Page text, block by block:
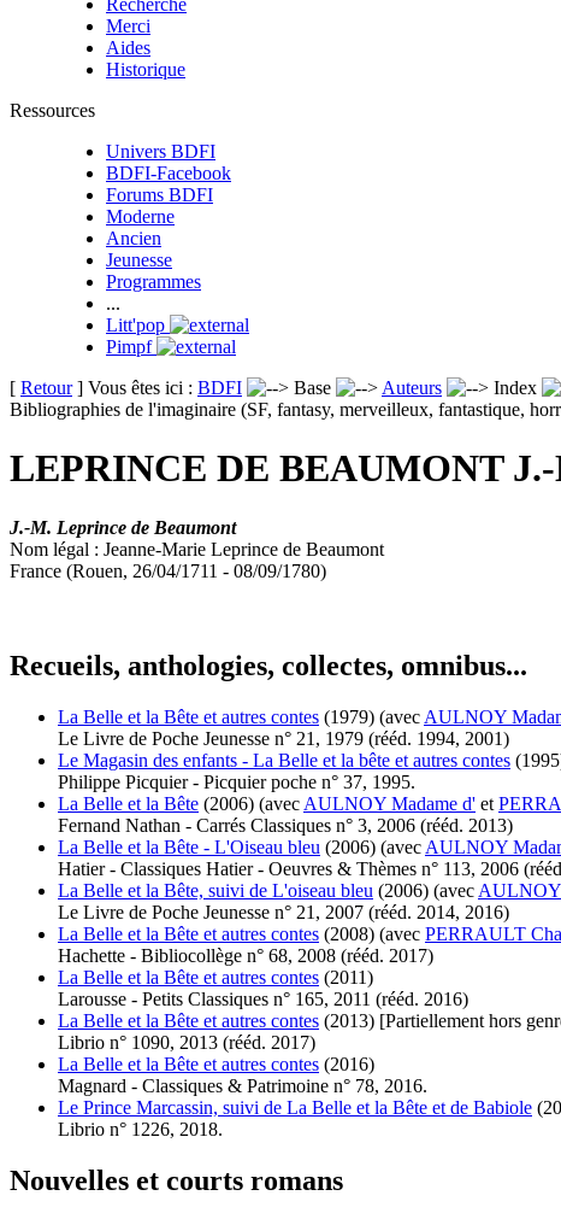
Recherche
Merci
Aides
Historique
Ressources
Univers BDFI
BDFI-Facebook
Forums BDFI
Moderne
Ancien
Jeunesse
Programmes
...
Litt'pop
Pimpf
[ Retour] Vous êtes ici : BDFI Base Auteurs Index
Bibliographies de l'imaginaire (SF, fantasy, merveilleux, fantastique,
LEPRINCE DE BEAUMONT
J.-M. Leprince de Beaumont
Nom légal : Jeanne-Marie Leprince de Beaumont
France (Rouen, 26/04/1711 - 08/09/1780)
Recueils, anthologies, collectes, omnibus...
La Belle et la Bête et autres contes (1979) (avec AULNOY
Le Livre de Poche Jeunesse n° 21, 1979 (rééd. 1994, 2001)
Le Magasin des enfants - La Belle et la bête et autres contes
Philippe Picquier - Picquier poche n° 37, 1995.
La Belle et la Bête (2006) (avec AULNOY Madame d' et
Fernand Nathan - Carrés Classiques n° 3, 2006 (rééd. 2013)
La Belle et la Bête - L'Oiseau bleu (2006) (avec AULNOY
Hatier - Classiques Hatier - Oeuvres & Thèmes n° 113, 2006 (
La Belle et la Bête, suivi de L'oiseau bleu (2006) (avec AULNOY
Le Livre de Poche Jeunesse n° 21, 2007 (rééd. 2014, 2016)
La Belle et la Bête et autres contes (2008) (avec PERRAULT
Hachette - Bibliocollège n° 68, 2008 (rééd. 2017)
La Belle et la Bête et autres contes (2011)
Larousse - Petits Classiques n° 165, 2011 (rééd. 2016)
La Belle et la Bête et autres contes (2013) [Partiellement hors
Librio n° 1090, 2013 (rééd. 2017)
La Belle et la Bête et autres contes (2016)
Magnard - Classiques & Patrimoine n° 78, 2016.
Le Prince Marcassin, suivi de La Belle et la Bête et de Babiole
Librio n° 1226, 2018.
Nouvelles et courts romans